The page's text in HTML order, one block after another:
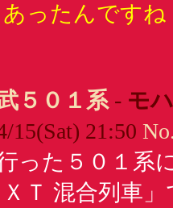
ったんです
５０１系- モ
15(Sat) 21:50
った５０１系
Ｔ 混合列車